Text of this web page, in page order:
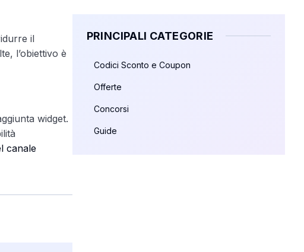
il
l’obiettivo è
widget.
canale
PRINCIPALI CATEGORIE
Codici Sconto e Coupon
Offerte
Concorsi
Guide